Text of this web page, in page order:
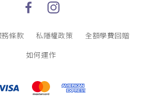
務條款 私隱權政策
全額學費回贈
如何運作